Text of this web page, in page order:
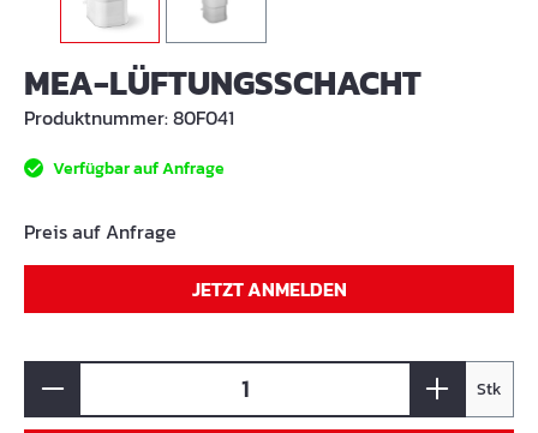
MEA-LÜFTUNGSSCHACHT
Produktnummer:80F041
Verfügbar auf Anfrage
Preis auf Anfrage
JETZT ANMELDEN
Stk